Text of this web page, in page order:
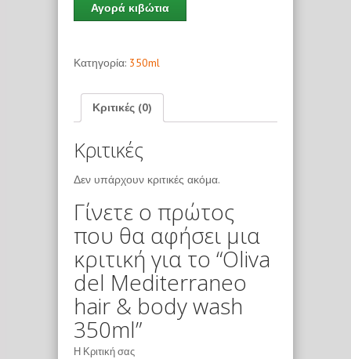
Αγορά κιβώτια
Κατηγορία: 350ml
Κριτικές (0)
Κριτικές
Δεν υπάρχουν κριτικές ακόμα.
Γίνετε ο πρώτος
που θα αφήσει μια
κριτική για το “Oliva
del Mediterraneo
hair & body wash
350ml”
Η Κριτική σας